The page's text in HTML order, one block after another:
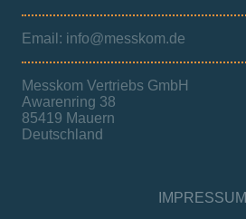
Email: info@messkom.de
Messkom Vertriebs GmbH
Awarenring 38
85419 Mauern
Deutschland
IMPRESSUM